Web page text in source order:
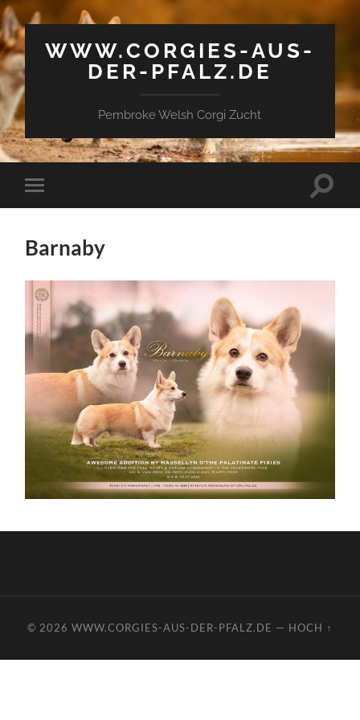
WWW.CORGIES-AUS-
DER-PFALZ.DE
Pembroke Welsh Corgi Zucht
Mobile-
Menü
Barnaby
© 2026 WWW.CORGIES-AUS-DER-PFALZ.DE — HOCH ↑